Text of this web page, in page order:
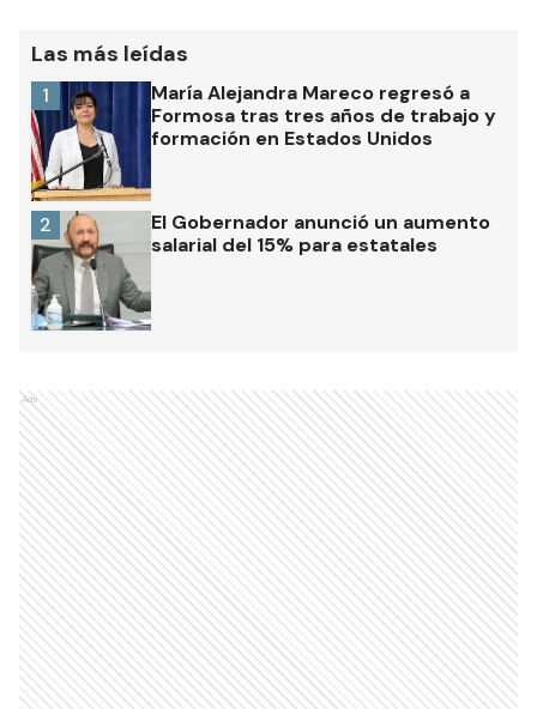
Las más leídas
María Alejandra Mareco regresó a
Formosa tras tres años de trabajo y
formación en Estados Unidos
1
El Gobernador anunció un aumento
salarial del 15% para estatales
2
Ads